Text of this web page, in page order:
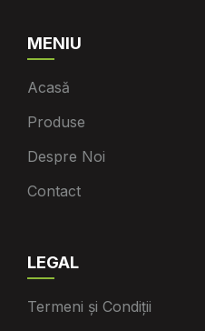
MENIU
Acasă
Produse
Despre Noi
Contact
LEGAL
Termeni și Condiții